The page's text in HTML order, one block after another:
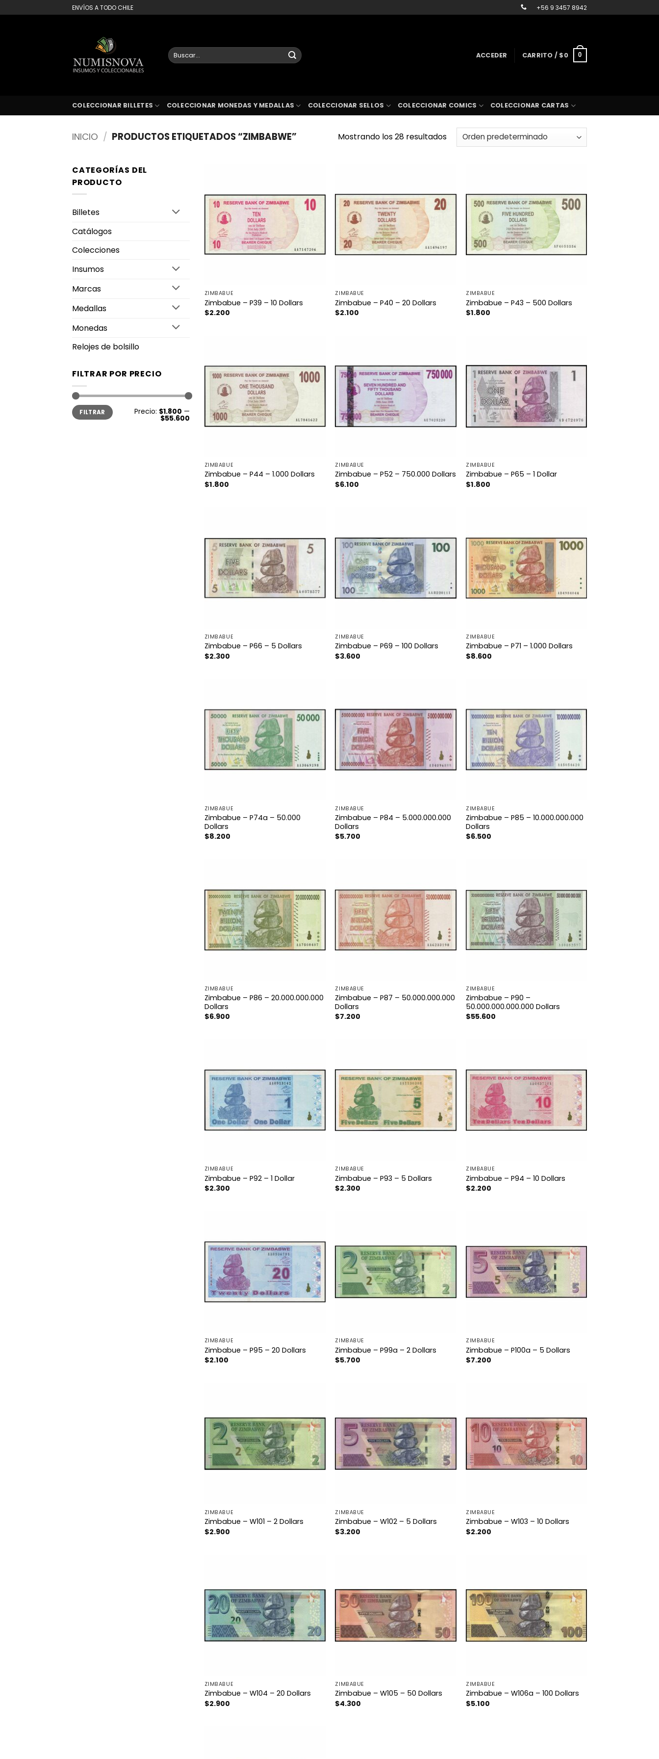
al
ENVÍOS A TODO CHILE +56 9 3457 8942
Buscar
por:
ACCEDER CARRITO / $0 0
COLECCIONAR BILLETES COLECCIONAR MONEDAS Y MEDALLAS COLECCIONAR SELLOS COLECCIONAR COMICS COLECCIONAR CARTAS
INICIO / PRODUCTOS ETIQUETADOS “ZIMBABWE” Mostrando los 28 resultados
CATEGORÍAS DEL
PRODUCTO
Billetes
Catálogos
Colecciones
Insumos
Marcas
Medallas
Monedas
Relojes de bolsillo
FILTRAR POR PRECIO
Precio
mínimo
Precio
máximo
FILTRAR Precio: $1.800 —
$55.600
ZIMBABUE
Zimbabue – P39 – 10 Dollars
$2.200
ZIMBABUE
Zimbabue – P40 – 20 Dollars
$2.100
ZIMBABUE
Zimbabue – P43 – 500 Dollars
$1.800
ZIMBABUE
Zimbabue – P44 – 1.000 Dollars
$1.800
ZIMBABUE
Zimbabue – P52 – 750.000 Dollars
$6.100
ZIMBABUE
Zimbabue – P65 – 1 Dollar
$1.800
ZIMBABUE
Zimbabue – P66 – 5 Dollars
$2.300
ZIMBABUE
Zimbabue – P69 – 100 Dollars
$3.600
ZIMBABUE
Zimbabue – P71 – 1.000 Dollars
$8.600
ZIMBABUE
Zimbabue – P74a – 50.000
Dollars
$8.200
ZIMBABUE
Zimbabue – P84 – 5.000.000.000
Dollars
$5.700
ZIMBABUE
Zimbabue – P85 – 10.000.000.000
Dollars
$6.500
ZIMBABUE
Zimbabue – P86 – 20.000.000.000
Dollars
$6.900
ZIMBABUE
Zimbabue – P87 – 50.000.000.000
Dollars
$7.200
ZIMBABUE
Zimbabue – P90 –
50.000.000.000.000 Dollars
$55.600
ZIMBABUE
Zimbabue – P92 – 1 Dollar
$2.300
ZIMBABUE
Zimbabue – P93 – 5 Dollars
$2.300
ZIMBABUE
Zimbabue – P94 – 10 Dollars
$2.200
ZIMBABUE
Zimbabue – P95 – 20 Dollars
$2.100
ZIMBABUE
Zimbabue – P99a – 2 Dollars
$5.700
ZIMBABUE
Zimbabue – P100a – 5 Dollars
$7.200
ZIMBABUE
Zimbabue – W101 – 2 Dollars
$2.900
ZIMBABUE
Zimbabue – W102 – 5 Dollars
$3.200
ZIMBABUE
Zimbabue – W103 – 10 Dollars
$2.200
ZIMBABUE
Zimbabue – W104 – 20 Dollars
$2.900
ZIMBABUE
Zimbabue – W105 – 50 Dollars
$4.300
ZIMBABUE
Zimbabue – W106a – 100 Dollars
$5.100